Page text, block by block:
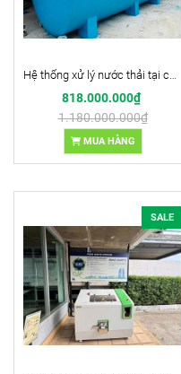
Hệ thống xử lý nước thải tại chỗ 25m3 ngày đêm TCVN
818.000.000₫
1.180.000.000₫
MUA HÀNG
SALE